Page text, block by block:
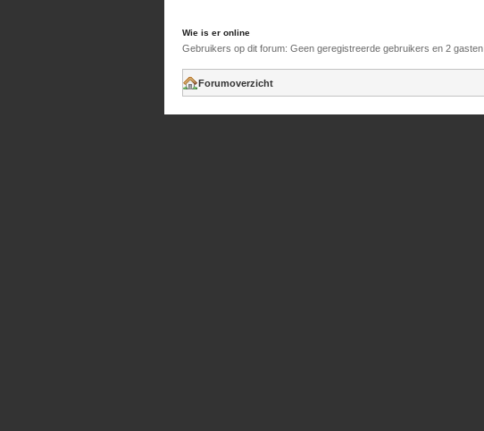
Wie is er online
Gebruikers op dit forum: Geen geregistreerde gebruikers en 2 gasten
Forumoverzicht